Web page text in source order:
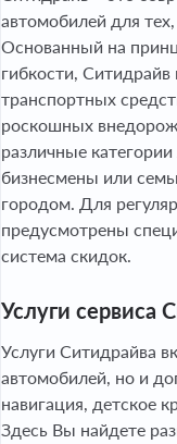
автомобилей для
Основанный на
гибкости,
транспортных
роскошных
различные
бизнесмены или
городом. Для
предусмотрены
система скидок.
Услуги сервиса
Услуги Ситидрайва
автомобилей, но и
навигация, детское
Здесь Вы найдете